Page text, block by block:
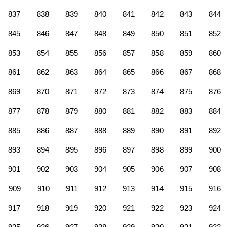
837 838 839 840 841 842 843 844
845 846 847 848 849 850 851 852
853 854 855 856 857 858 859 860
861 862 863 864 865 866 867 868
869 870 871 872 873 874 875 876
877 878 879 880 881 882 883 884
885 886 887 888 889 890 891 892
893 894 895 896 897 898 899 900
901 902 903 904 905 906 907 908
909 910 911 912 913 914 915 916
917 918 919 920 921 922 923 924